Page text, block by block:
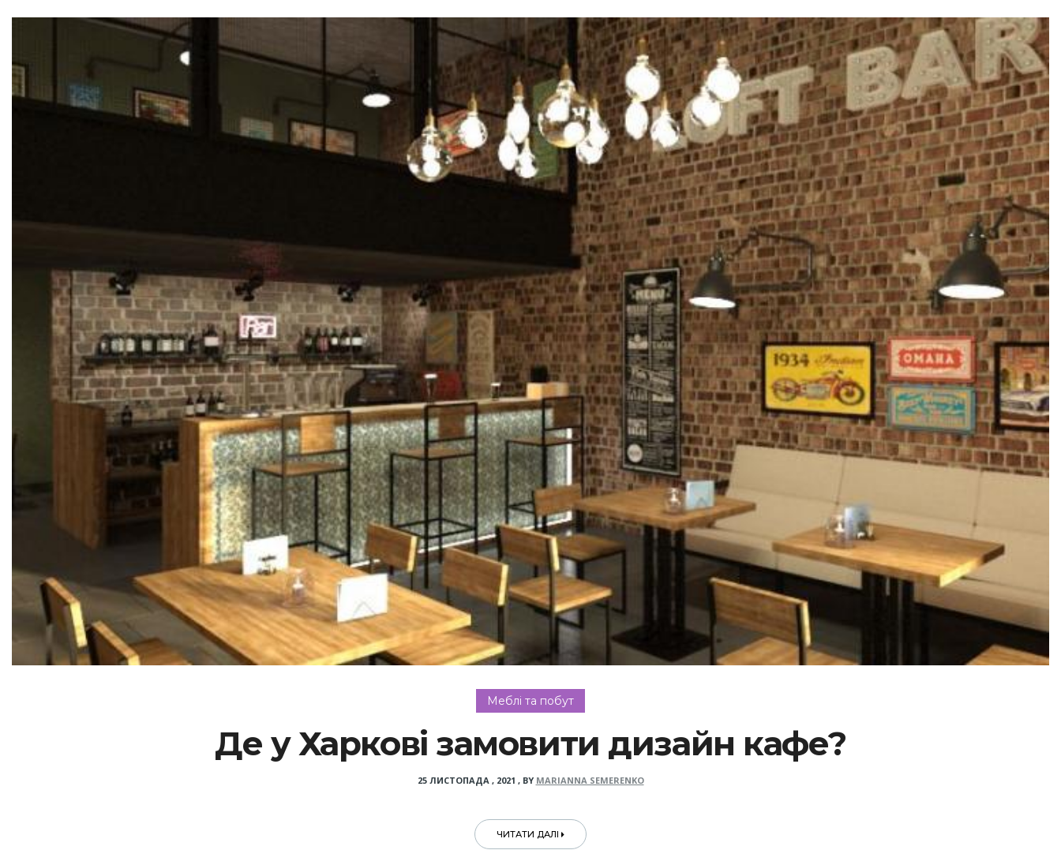
Меблі та побут
Де у Харкові замовити дизайн кафе?
25 ЛИСТОПАДА , 2021 , BY MARIANNA SEMERENKO
ЧИТАТИ ДАЛІ